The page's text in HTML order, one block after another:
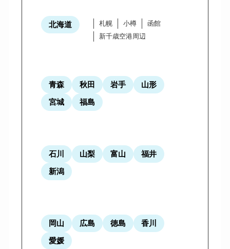
北海道 札幌 小樽
函館
新千歳空港周辺
青森 秋田 岩手
山形
宮城
福島
石川 山梨 富山
福井
新潟
岡山 広島 徳島
香川
愛媛